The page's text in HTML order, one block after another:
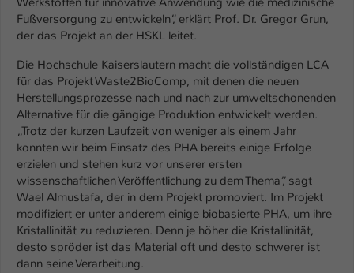
Fußversorgung zu entwickeln“, erklärt Prof. Dr. Gregor Grun,
der das Projekt an der HSKL leitet.
Die Hochschule Kaiserslautern macht die vollständigen LCA
für das Projekt Waste2BioComp, mit denen die neuen
Herstellungsprozesse nach und nach zur umweltschonenden
Alternative für die gängige Produktion entwickelt werden.
„Trotz der kurzen Laufzeit von weniger als einem Jahr
konnten wir beim Einsatz des PHA bereits einige Erfolge
erzielen und stehen kurz vor unserer ersten
wissenschaftlichen Veröffentlichung zu dem Thema“, sagt
Wael Almustafa, der in dem Projekt promoviert. Im Projekt
modifiziert er unter anderem einige biobasierte PHA, um ihre
Kristallinität zu reduzieren. Denn je höher die Kristallinität,
desto spröder ist das Material oft und desto schwerer ist
dann seine Verarbeitung.